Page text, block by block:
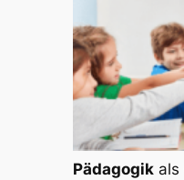
Pädagogikals